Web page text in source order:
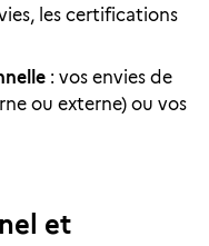
les certifications
: vos envies de
ou externe) ou vos
et